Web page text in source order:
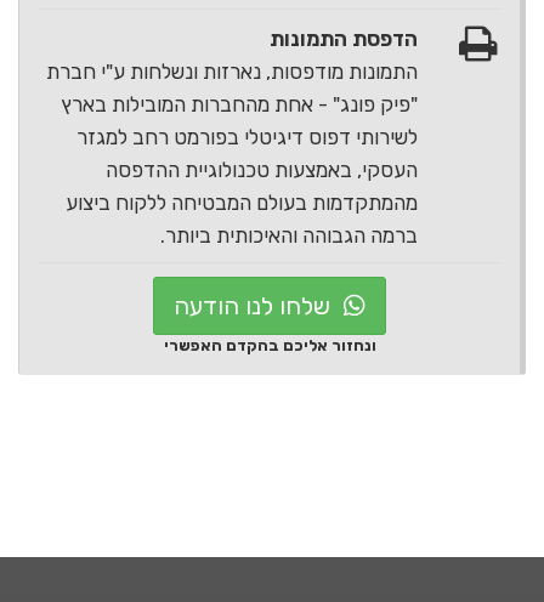
הדפסת התמונות
התמונות מודפסות, נארזות ונשלחות ע"י חברת
"פיק פונג" - אחת מהחברות המובילות בארץ
לשירותי דפוס דיגיטלי בפורמט רחב למגזר
העסקי, באמצעות טכנולוגיית ההדפסה
מהמתקדמות בעולם המבטיחה ללקוח ביצוע
ברמה הגבוהה והאיכותית ביותר.
שלחו לנו הודעה
ונחזור אליכם בהקדם האפשרי